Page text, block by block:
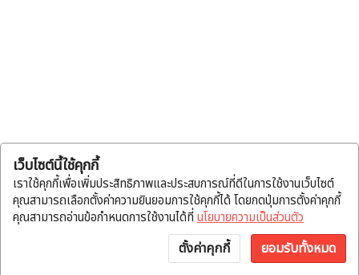
แจ้งโอน บัญชี พูดคุย
เว็บไซต์นี้ใช้คุกกี้
เราใช้คุกกี้เพื่อเพิ่มประสิทธิภาพและประสบการณ์ที่ดีในการใช้งานเว็บไซต์
คุณสามารถเลือกตั้งค่าความยินยอมการใช้คุกกี้ได้ โดยกดปุ่มการตั้งค่าคุกกี้
คุณสามารถอ่านข้อกำหนดการใช้งานได้ที่ นโยบายความเป็นส่วนตัว
ตั้งค่าคุกกี้ ยอมรับทั้งหมด